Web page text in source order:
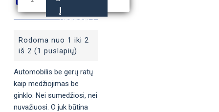
Į
KREPŠELĮ
Rodoma nuo 1 iki 2
iš 2 (1 puslapių)
Automobilis be gerų ratų
kaip medžiojimas be
ginklo. Nei sumedžiosi, nei
nuvažiuosi. O juk būtina